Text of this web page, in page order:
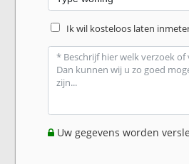
Ik wil kosteloos laten
Uw gegevens worden